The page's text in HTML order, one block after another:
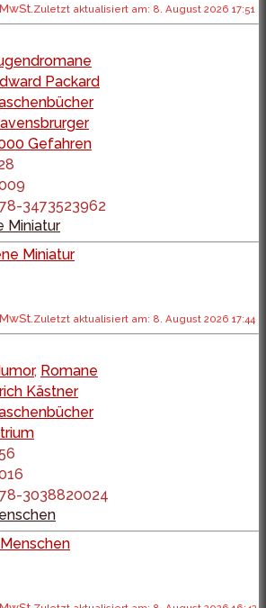
Zuletzt aktualisiert am: 8. August 2026 17:51
Packard
Gefahren
3473523962
Miniatur
Zuletzt aktualisiert am: 8. August 2026 17:44
, Romane
Kästner
3038820024